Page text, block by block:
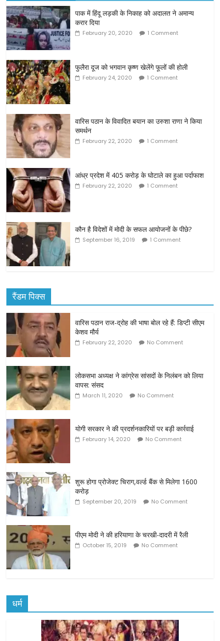
पाक में हिंदू लड़की के निकाह को अदालत ने अमान्य
करार दिया
February 20, 2020 1 Comment
फुलैरा दूज को भगवान कृष्ण खेलेंगे फूलों की होली
February 24, 2020 1 Comment
वारिस पठान के विवादित बयान का उरुशा राणा ने किया
समर्थन
February 22, 2020 1 Comment
आंध्र प्रदेश में 405 करोड़ के घोटाले का हुआ पर्दाफाश
February 22, 2020 1 Comment
कौन है विदेशों में मोदी के सफल आयोजनों के पीछे?
September 16, 2019 1 Comment
रैंडम पिक्स
वारिस पठान राज-द्रोह की भाषा बोल रहे हैं: डिप्‍टी सीएम
केशव मौर्य
February 22, 2020 No Comment
लोकसभा अध्यक्ष ने कांग्रेस सांसदों के निलंबन को लिया
वापस: संसद
March 11, 2020 No Comment
योगी सरकार ने की प्रदर्शनकारियों पर बड़ी कार्रवाई
February 14, 2020 No Comment
शुरू होगा प्रोजेक्ट चिराग,वर्ल्ड बैंक से मिलेगा 1600
करोड़
September 20, 2019 No Comment
पीएम मोदी ने की हरियाणा के चरखी-दादरी में रैली
October 15, 2019 No Comment
धर्म